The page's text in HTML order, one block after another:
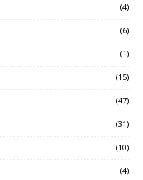
(4)
(6)
(1)
(15)
(47)
(31)
(10)
(4)